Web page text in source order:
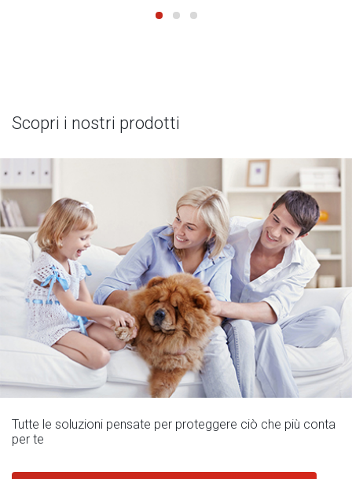
Scopri i nostri prodotti
Tutte le soluzioni pensate per proteggere ciò che più conta
per te